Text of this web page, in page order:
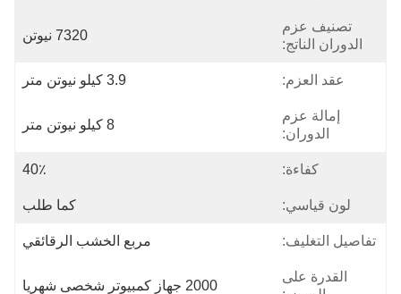
تصنيف عزم
الدوران الناتج:
7320 نيوتن
عقد العزم: 3.9 كيلو نيوتن متر
إمالة عزم
الدوران:
8 كيلو نيوتن متر
كفاءة: 40٪
لون قياسي: كما طلب
تفاصيل التغليف: مربع الخشب الرقائقي
القدرة على
2000 جهاز كمبيوتر شخصى شهريا